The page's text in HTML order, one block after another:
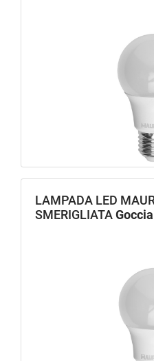
LAMPADA LED
SMERIGLIATAGoccia